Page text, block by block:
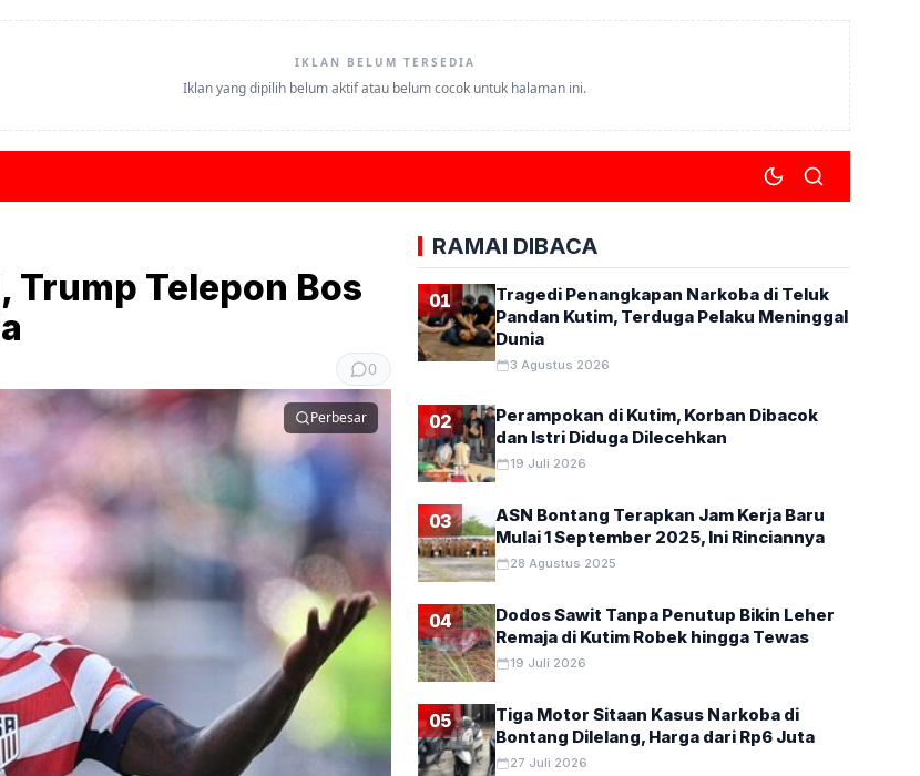
IKLAN BELUM TERSEDIA
Iklan yang dipilih belum aktif atau belum cocok untuk halaman ini.
Trump Telepon Bos
0
Perbesar
RAMAI DIBACA
01
Tragedi Penangkapan Narkoba di Teluk
Pandan Kutim, Terduga Pelaku Meninggal
Dunia
3 Agustus 2026
02
Perampokan di Kutim, Korban Dibacok
dan Istri Diduga Dilecehkan
19 Juli 2026
03
ASN Bontang Terapkan Jam Kerja Baru
Mulai 1 September 2025, Ini Rinciannya
28 Agustus 2025
04
Dodos Sawit Tanpa Penutup Bikin Leher
Remaja di Kutim Robek hingga Tewas
19 Juli 2026
05
Tiga Motor Sitaan Kasus Narkoba di
Bontang Dilelang, Harga dari Rp6 Juta
27 Juli 2026